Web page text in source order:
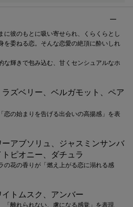
に彼のもとに吸い寄せられ、くらくらとし
を委ねる恋。そんな恋愛の絶頂に酔いしれ
な輝きで包み込む、甘くセンシュアルなホ
ラズベリー、ベルガモット、ペア
恋の始まりを告げる出会いの高揚感」を表
アブソリュ、ジャスミンサンバ
ピオニー、ダチュラ
の花の香りが「燃え上がる恋に溺れる感
トムスク、アンバー
「離れられない、虜になる感覚」を表現